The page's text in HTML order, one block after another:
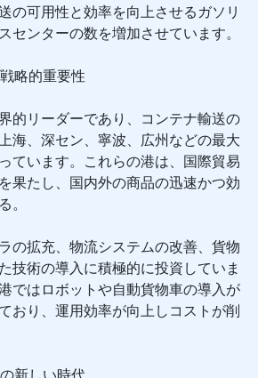
の可用性と効率を向上させるガソリ
センターの数を増加させています。
略的重要性
的リーダーであり、コンテナ輸送の
海、深セン、寧波、広州などの最大
ています。これらの港は、国際貿易
果たし、国内外の商品の迅速かつ効
。
の拡充、物流システムの改善、貨物
技術の導入に積極的に投資していま
ではロボットや自動貨物車の導入が
おり、運用効率が向上しコストが削